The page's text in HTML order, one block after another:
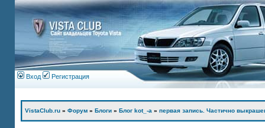
Вход Регистрация
VistaClub.ru » Форум » Блоги » Блог kot_-а » первая запись. Частично